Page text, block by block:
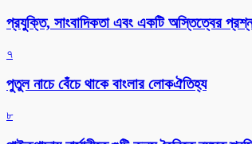
প্রযুক্তি, সাংবাদিকতা এবং একটি অস্তিত্বের প্রশ্ন
৭
পুতুল নাচে বেঁচে থাকে বাংলার লোকঐতিহ্য
৮